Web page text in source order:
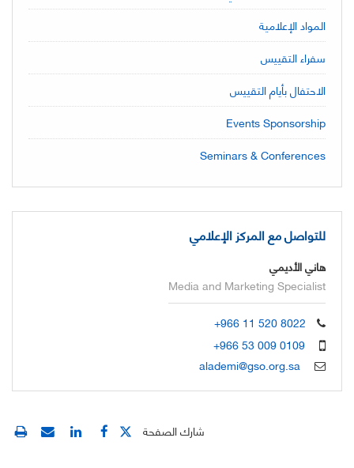
المواد الإعلامية
سفراء التقييس
الاحتفال بأيام التقييس
Events Sponsorship
Seminars & Conferences
للتواصل مع المركز الإعلامي
هاني الأديمي
Media and Marketing Specialist
+966 11 520 8022
+966 53 009 0109
alademi@gso.org.sa
شارك الصفحة